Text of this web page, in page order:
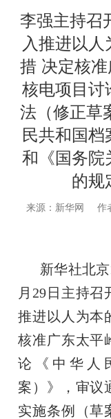
李强主持召
入推进以
措 决定核
核电项目讨
法（修正草
民共和国档
和《国务院
的规
来源：新华网 作
新华社北
月29日主持召
推进以人为本
核准广东太平
论《中华人
案）》，审议
实施条例（草